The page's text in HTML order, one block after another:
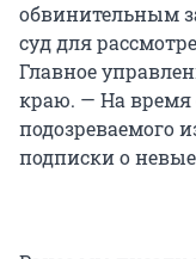
обвинительным
суд для
Главное
краю. — На время
подозреваемого
подписки о